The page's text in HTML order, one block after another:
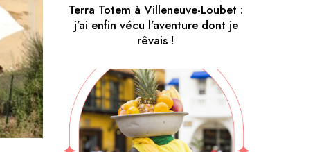
Terra Totem à Villeneuve-Loubet :
j’ai enfin vécu l’aventure dont je
rêvais !